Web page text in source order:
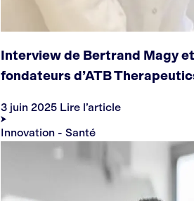
Interview de Bertrand Magy
fondateurs d’ATB
3 juin 2025 Lire l’article
Innovation - Santé